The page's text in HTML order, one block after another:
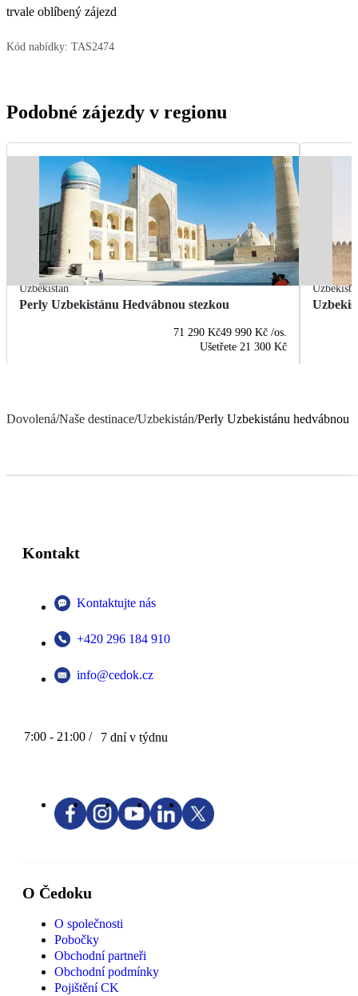
trvale oblíbený zájezd
Kód nabídky: TAS2474
Podobné zájezdy v regionu
Uzbekistán
Perly Uzbekistánu Hedvábnou stezkou
71 290 Kč49 990 Kč /os.
Ušetřete 21 300 Kč
Dovolená/Naše destinace/Uzbekistán/Perly Uzbekistánu hedvábnou
Kontakt
Kontaktujte nás
+420 296 184 910
info@cedok.cz
7:00 - 21:00 / 7 dní v týdnu
O Čedoku
O společnosti
Pobočky
Obchodní partneři
Obchodní podmínky
Pojištění CK